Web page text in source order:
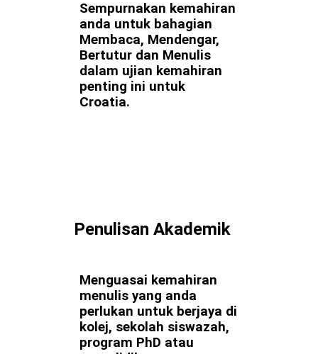
Sempurnakan kemahiran
anda untuk bahagian
Membaca, Mendengar,
Bertutur dan Menulis
dalam ujian kemahiran
penting ini untuk
Croatia.
Penulisan Akademik
Menguasai kemahiran
menulis yang anda
perlukan untuk berjaya di
kolej, sekolah siswazah,
program PhD atau